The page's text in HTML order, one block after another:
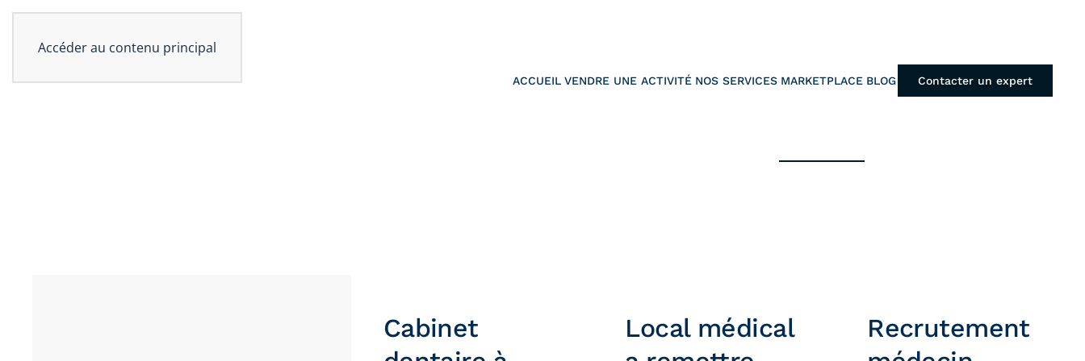
Accéder au contenu principal
ACCUEIL VENDRE UNE ACTIVITÉ NOS SERVICES MARKETPLACE BLOG Contacter un expert
Cabinet
Local médical
Recrutement